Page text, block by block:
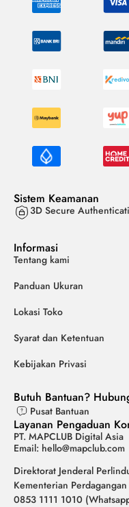
Sistem Keamanan
3D Secure
Informasi
Tentang kami
Panduan Ukuran
Lokasi Toko
Syarat dan Ketentuan
Kebijakan Privasi
Butuh Bantuan?
Pusat Bantuan
Layanan Pengaduan
PT. MAPCLUB Digital Asia
Email: hello@mapclub.com
Direktorat Jenderal
Kementerian
0853 1111 1010